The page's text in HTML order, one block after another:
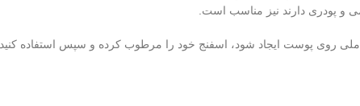
و پودری دارند نیز مناسب است.
روی پوست ایجاد شود، اسفنج خود را مرطوب کرده و سپس استفاده کنید.